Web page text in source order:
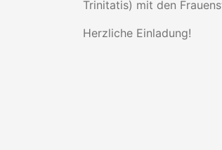
Trinitatis) mit den
Herzliche Einladung!